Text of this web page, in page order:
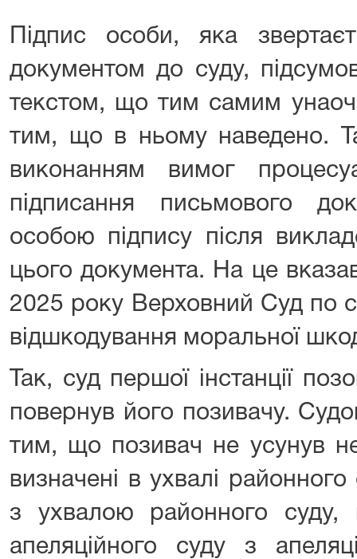
Підпис особи, яка
документом до суду,
текстом, що тим самим
тим, що в ньому наведено.
виконанням вимог
підписання письмового
особою підпису після
цього документа. На це
2025 року Верховний Суд по
відшкодування моральної
Так, суд першої інстанції
повернув його позивачу.
тим, що позивач не усунув
визначені в ухвалі
з ухвалою районного суду,
апеляційного суду з